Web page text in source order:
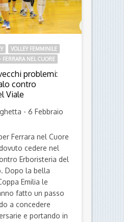
VOLLEY FEMMINILE
FERRARA NEL CUORE
problemi:
contro
Viale
- 6 Febbraio
Ferrara nel Cuore
cedere nel
Erboristeria del
Dopo la bella
Emilia le
fatto un passo
a concedere
e portando in